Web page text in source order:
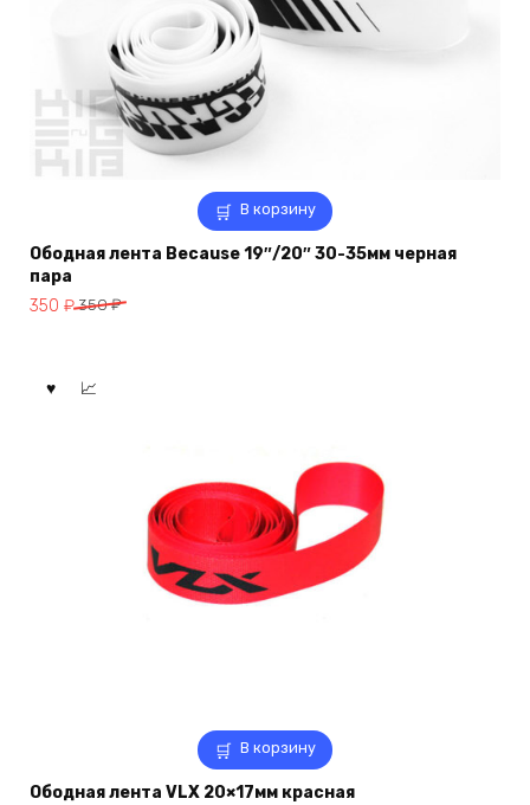
В корзину
Ободная лента Because 19″/20″ 30-35мм черная
пара
350₽
Первоначальная
350 ₽
Текущая
В корзину
Ободная лента VLX 20×17мм красная